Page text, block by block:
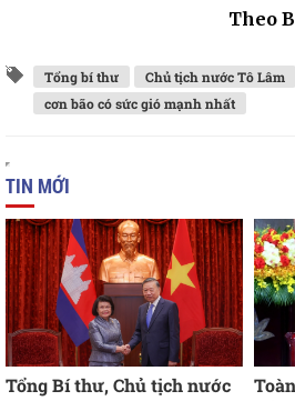
Theo
Tổng bí thư Chủ tịch nước Tô Lâm
cơn bão có sức gió mạnh nhất
TIN MỚI
Tổng Bí thư, Chủ tịch nước